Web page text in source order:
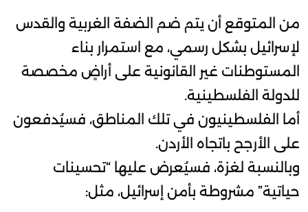
من المتوقع أن يتم ضم الضفة الغربية والقدس
لإسرائيل بشكل رسمي، مع استمرار بناء
المستوطنات غير القانونية على أراضٍ مخصصة
للدولة الفلسطينية.
أما الفلسطينيون في تلك المناطق، فسيُدفعون
على الأرجح باتجاه الأردن.
وبالنسبة لغزة، فسيُعرض عليها “تحسينات
حياتية” مشروطة بأمن إسرائيل، مثل: